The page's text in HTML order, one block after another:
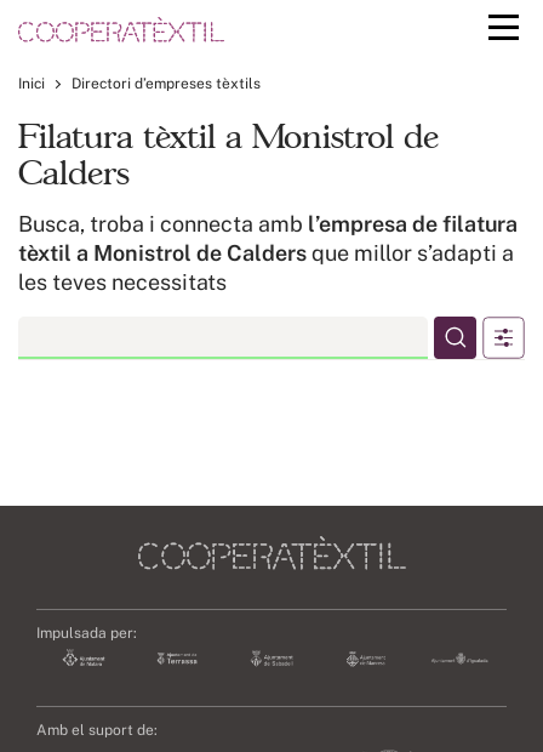
Inici Directori d’empreses tèxtils
Filatura tèxtil a Monistrol de
Calders
Busca, troba i connecta amb l’empresa de filatura
tèxtil a Monistrol de Caldersque millor s’adapti a
les teves necessitats
Impulsada per:
Amb el suport de: